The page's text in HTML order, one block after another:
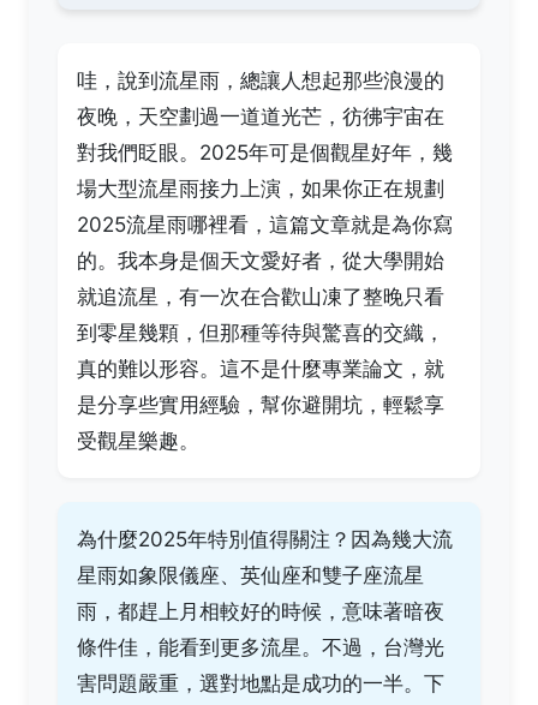
哇，說到流星雨，總讓人想起那些浪漫的
夜晚，天空劃過一道道光芒，彷彿宇宙在
對我們眨眼。2025年可是個觀星好年，幾
場大型流星雨接力上演，如果你正在規劃
2025流星雨哪裡看，這篇文章就是為你寫
的。我本身是個天文愛好者，從大學開始
就追流星，有一次在合歡山凍了整晚只看
到零星幾顆，但那種等待與驚喜的交織，
真的難以形容。這不是什麼專業論文，就
是分享些實用經驗，幫你避開坑，輕鬆享
受觀星樂趣。
為什麼2025年特別值得關注？因為幾大流
星雨如象限儀座、英仙座和雙子座流星
雨，都趕上月相較好的時候，意味著暗夜
條件佳，能看到更多流星。不過，台灣光
害問題嚴重，選對地點是成功的一半。下